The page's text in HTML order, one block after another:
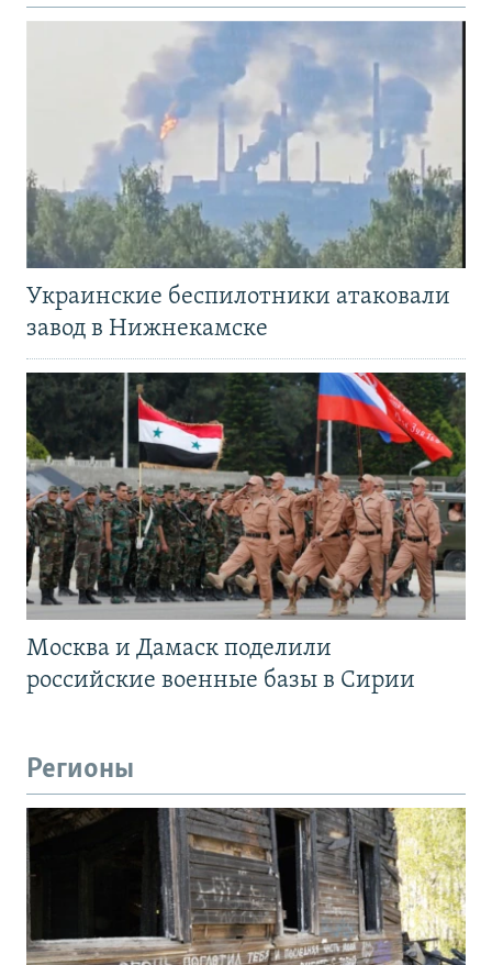
Украинские беспилотники атаковали
завод в Нижнекамске
Москва и Дамаск поделили
российские военные базы в Сирии
Регионы